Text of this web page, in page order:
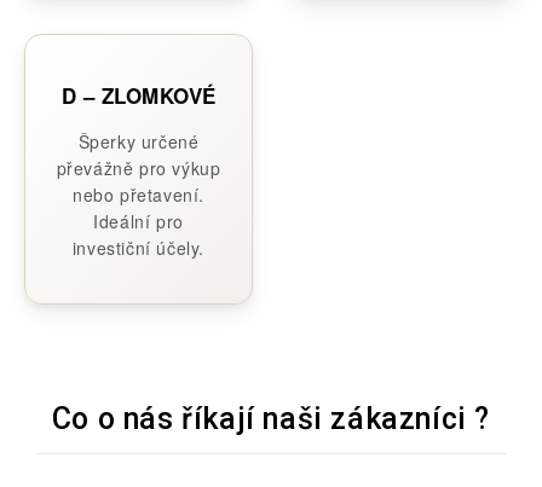
D – ZLOMKOVÉ
Šperky určené
převážně pro výkup
nebo přetavení.
Ideální pro
investiční účely.
Co o nás říkají naši zákazníci ?